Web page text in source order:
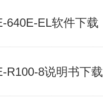
640E-EL软件下载
R100-8说明书下载